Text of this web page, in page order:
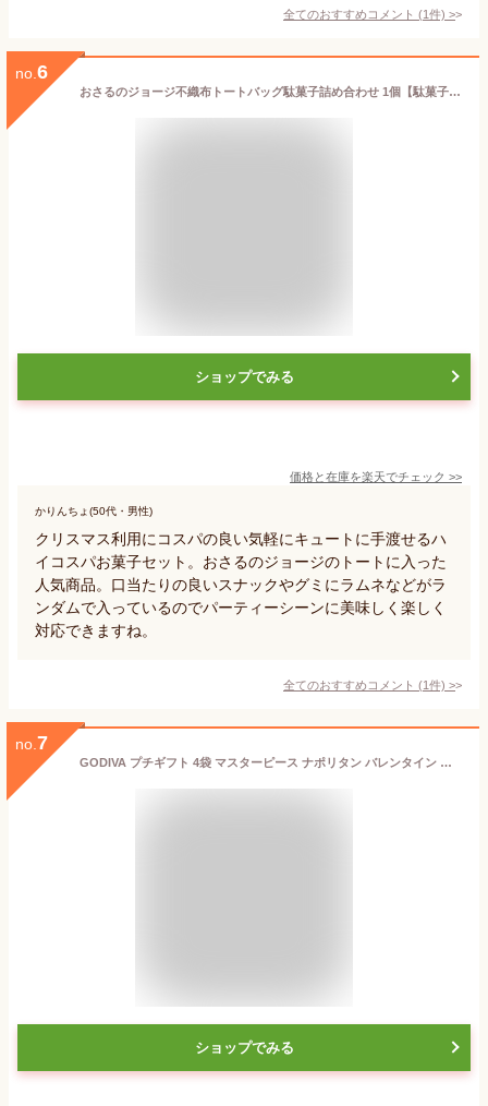
全てのおすすめコメント (1件) >
no. 6
おさるのジョージ不織布トートバッグ駄菓子詰め合わせ 1個【駄菓子 通販 おやつ 子供会 景品 お祭り くじ引き 縁日】
ショップでみる
価格と在庫を楽天でチェック >>
かりんちょ(50代・男性)
クリスマス利用にコスパの良い気軽にキュートに手渡せるハ
イコスパお菓子セット。おさるのジョージのトートに入った
人気商品。口当たりの良いスナックやグミにラムネなどがラ
ンダムで入っているのでパーティーシーンに美味しく楽しく
対応できますね。
全てのおすすめコメント (1件) >
no. 7
GODIVA プチギフト 4袋 マスターピース ナポリタン バレンタイン チョコレート 義理チョコ ゴディバ 職場 ばらまき 贈り物 プレゼント ギフト 個包装 大量 まとめ買い 贈答用 バレンタイン ホワイトデー
ショップでみる